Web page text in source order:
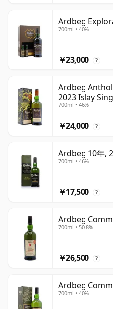
Ardbeg
700ml • 40%
￥23,000 ?
Ardbeg
2023 Islay
700ml • 46%
￥24,000 ?
Ardbeg 10年,
700ml • 46%
￥17,500 ?
Ardbeg
700ml • 50.8%
￥26,500 ?
Ardbeg
700ml • 40%